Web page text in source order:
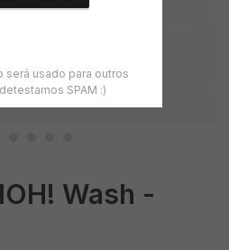
Wash -
será usado para outros
SPAM :)